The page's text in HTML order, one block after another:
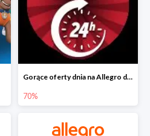
Gorące oferty dnia na Allegro do -50%
70%